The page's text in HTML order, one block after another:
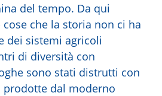
del tempo. Da qui
che la storia non ci ha
dei sistemi agricoli
di diversità con
sono stati distrutti con
prodotte dal moderno